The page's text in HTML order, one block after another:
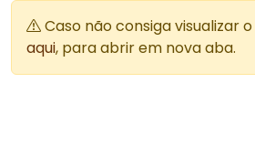
Caso não consiga visualizar
aqui, para abrir em nova aba.